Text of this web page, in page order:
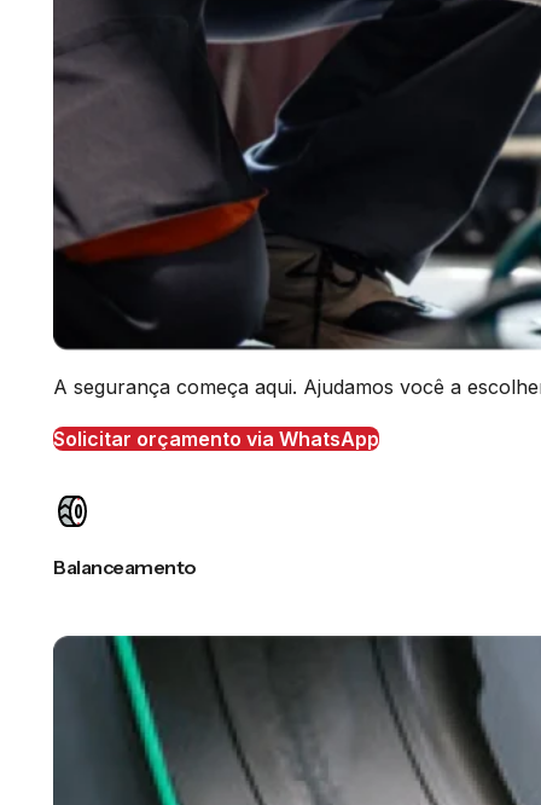
A segurança começa aqui. Ajudamos você a
Solicitar orçamento via WhatsApp
Balanceamento